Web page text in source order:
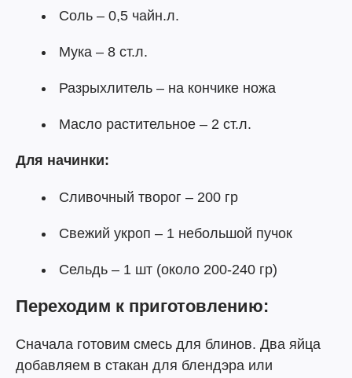
Соль – 0,5 чайн.л.
Мука – 8 ст.л.
Разрыхлитель – на кончике ножа
Масло растительное – 2 ст.л.
Для начинки:
Сливочный творог – 200 гр
Свежий укроп – 1 небольшой пучок
Сельдь – 1 шт (около 200-240 гр)
Переходим к приготовлению:
Сначала готовим смесь для блинов. Два яйца
добавляем в стакан для блендэра или